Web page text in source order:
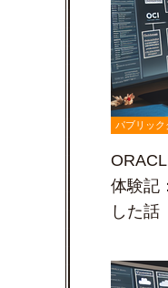
パブリック
体験記
した話